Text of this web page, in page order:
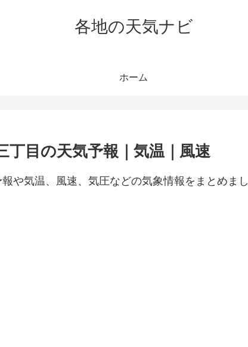
各地の天気ナビ
ホーム
丁目の天気予報｜気温｜風速
や気温、風速、気圧などの気象情報をまとめまし